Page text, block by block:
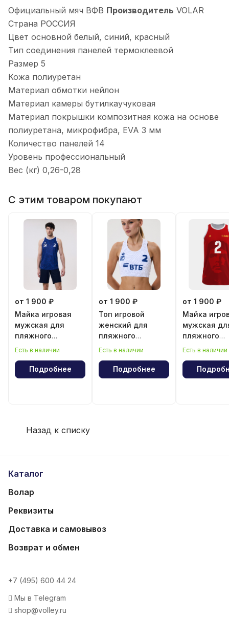
Официальный мяч ВФВ Производитель VOLAR
Страна РОССИЯ
Цвет основной белый, синий, красный
Тип соединения панелей термоклеевой
Размер 5
Кожа полиуретан
Материал обмотки нейлон
Материал камеры бутилкаучуковая
Материал покрышки композитная кожа на основе
полиуретана, микрофибра, EVA 3 мм
Количество панелей 14
Уровень профессиональный
Вес (кг) 0,26-0,28
С этим товаром покупают
от 1 900 ₽
Майка игровая
мужская для
пляжного
волейбола
Есть в наличии
Подробнее
от 1 900 ₽
Топ игровой
женский для
пляжного
волейбола
Есть в наличии
Подробнее
от 1 900 ₽
Майка
мужская
пляжного
волейбола
Гевара"
Есть в наличии
Назад к списку
Каталог
Волар
Реквизиты
Доставка и самовывоз
Возврат и обмен
+7 (495) 600 44 24
Мы в Telegram
shop@volley.ru